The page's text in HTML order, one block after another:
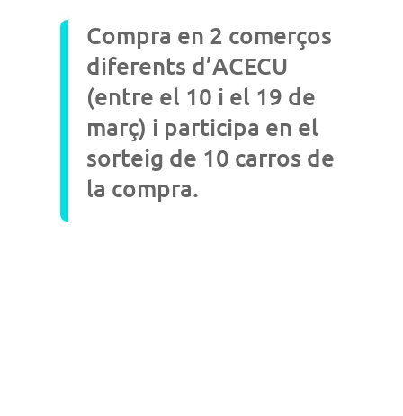
Compra en 2 comerços
diferents d’ACECU
(entre el 10 i el 19 de
març) i participa en el
sorteig de 10 carros de
la compra.